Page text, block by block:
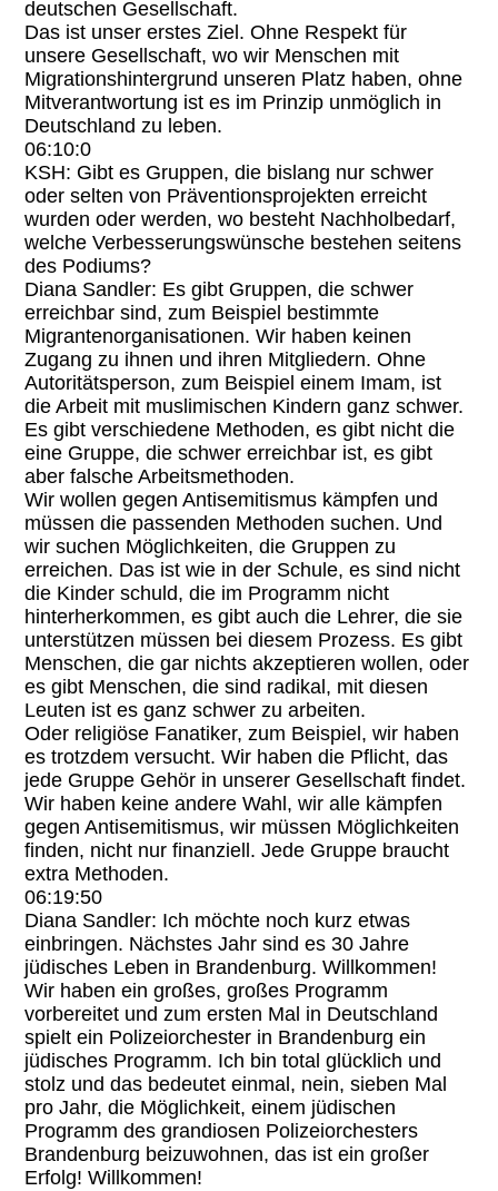
deutschen Gesellschaft.
Das ist unser erstes Ziel. Ohne Respekt für
unsere Gesellschaft, wo wir Menschen mit
Migrationshintergrund unseren Platz haben, ohne
Mitverantwortung ist es im Prinzip unmöglich in
Deutschland zu leben.
06:10:0
KSH: Gibt es Gruppen, die bislang nur schwer
oder selten von Präventionsprojekten erreicht
wurden oder werden, wo besteht Nachholbedarf,
welche Verbesserungswünsche bestehen seitens
des Podiums?
Diana Sandler: Es gibt Gruppen, die schwer
erreichbar sind, zum Beispiel bestimmte
Migrantenorganisationen. Wir haben keinen
Zugang zu ihnen und ihren Mitgliedern. Ohne
Autoritätsperson, zum Beispiel einem Imam, ist
die Arbeit mit muslimischen Kindern ganz schwer.
Es gibt verschiedene Methoden, es gibt nicht die
eine Gruppe, die schwer erreichbar ist, es gibt
aber falsche Arbeitsmethoden.
Wir wollen gegen Antisemitismus kämpfen und
müssen die passenden Methoden suchen. Und
wir suchen Möglichkeiten, die Gruppen zu
erreichen. Das ist wie in der Schule, es sind nicht
die Kinder schuld, die im Programm nicht
hinterherkommen, es gibt auch die Lehrer, die sie
unterstützen müssen bei diesem Prozess. Es gibt
Menschen, die gar nichts akzeptieren wollen, oder
es gibt Menschen, die sind radikal, mit diesen
Leuten ist es ganz schwer zu arbeiten.
Oder religiöse Fanatiker, zum Beispiel, wir haben
es trotzdem versucht. Wir haben die Pflicht, das
jede Gruppe Gehör in unserer Gesellschaft findet.
Wir haben keine andere Wahl, wir alle kämpfen
gegen Antisemitismus, wir müssen Möglichkeiten
finden, nicht nur finanziell. Jede Gruppe braucht
extra Methoden.
06:19:50
Diana Sandler: Ich möchte noch kurz etwas
einbringen. Nächstes Jahr sind es 30 Jahre
jüdisches Leben in Brandenburg. Willkommen!
Wir haben ein großes, großes Programm
vorbereitet und zum ersten Mal in Deutschland
spielt ein Polizeiorchester in Brandenburg ein
jüdisches Programm. Ich bin total glücklich und
stolz und das bedeutet einmal, nein, sieben Mal
pro Jahr, die Möglichkeit, einem jüdischen
Programm des grandiosen Polizeiorchesters
Brandenburg beizuwohnen, das ist ein großer
Erfolg! Willkommen!